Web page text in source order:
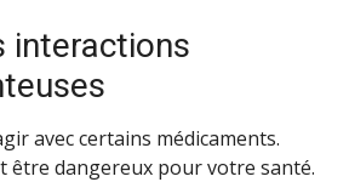
interactions
avec certains médicaments.
être dangereux pour votre santé.